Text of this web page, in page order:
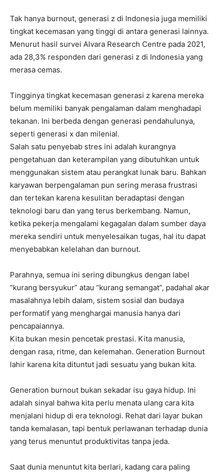
Tak hanya burnout, generasi z di Indonesia juga memiliki
tingkat kecemasan yang tinggi di antara generasi lainnya.
Menurut hasil survei Alvara Research Centre pada 2021,
ada 28,3% responden dari generasi z di Indonesia yang
merasa cemas.
Tingginya tingkat kecemasan generasi z karena mereka
belum memiliki banyak pengalaman dalam menghadapi
tekanan. Ini berbeda dengan generasi pendahulunya,
seperti generasi x dan milenial.
Salah satu penyebab stres ini adalah kurangnya
pengetahuan dan keterampilan yang dibutuhkan untuk
menggunakan sistem atau perangkat lunak baru. Bahkan
karyawan berpengalaman pun sering merasa frustrasi
dan tertekan karena kesulitan beradaptasi dengan
teknologi baru dan yang terus berkembang. Namun,
ketika pekerja mengalami kegagalan dalam sumber daya
mereka sendiri untuk menyelesaikan tugas, hal itu dapat
menyebabkan kelelahan dan burnout.
Parahnya, semua ini sering dibungkus dengan label
“kurang bersyukur” atau “kurang semangat”, padahal akar
masalahnya lebih dalam, sistem sosial dan budaya
performatif yang menghargai manusia hanya dari
pencapaiannya.
Kita bukan mesin pencetak prestasi. Kita manusia,
dengan rasa, ritme, dan kelemahan. Generation Burnout
lahir karena kita dituntut jadi sesuatu yang bukan kita.
Generation burnout bukan sekadar isu gaya hidup. Ini
adalah sinyal bahwa kita perlu menata ulang cara kita
menjalani hidup di era teknologi. Rehat dari layar bukan
tanda kemalasan, tapi bentuk perlawanan terhadap dunia
yang terus menuntut produktivitas tanpa jeda.
Saat dunia menuntut kita berlari, kadang cara paling